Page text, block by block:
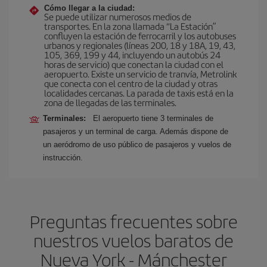
Cómo llegar a la ciudad:
Se puede utilizar numerosos medios de
transportes. En la zona llamada “La Estación”
confluyen la estación de ferrocarril y los autobuses
urbanos y regionales (líneas 200, 18 y 18A, 19, 43,
105, 369, 199 y 44, incluyendo un autobús 24
horas de servicio) que conectan la ciudad con el
aeropuerto. Existe un servicio de tranvía, Metrolink
que conecta con el centro de la ciudad y otras
localidades cercanas. La parada de taxis está en la
zona de llegadas de las terminales.
Terminales:
El aeropuerto tiene 3 terminales de
pasajeros y un terminal de carga. Además dispone de
un aeródromo de uso público de pasajeros y vuelos de
instrucción.
Preguntas frecuentes sobre
nuestros vuelos baratos de
Nueva York - Mánchester